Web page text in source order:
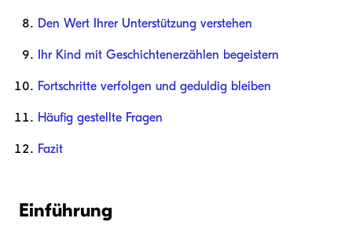
Den Wert Ihrer Unterstützung verstehen
Ihr Kind mit Geschichtenerzählen begeistern
Fortschritte verfolgen und geduldig bleiben
Häufig gestellte Fragen
Fazit
Einführung